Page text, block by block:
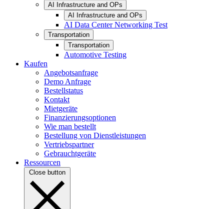
AI Infrastructure and OPs
AI Infrastructure and OPs
AI Data Center Networking Test
Transportation
Transportation
Automotive Testing
Kaufen
Angebotsanfrage
Demo Anfrage
Bestellstatus
Kontakt
Mietgeräte
Finanzierungsoptionen
Wie man bestellt
Bestellung von Dienstleistungen
Vertriebspartner
Gebrauchtgeräte
Ressourcen
Close button